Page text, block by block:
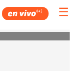
☰